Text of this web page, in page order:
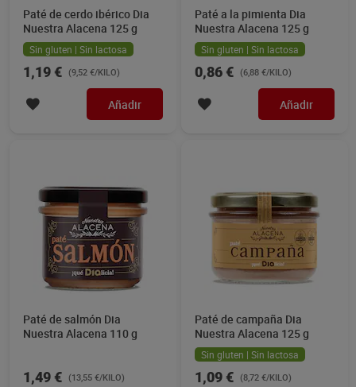
Paté de cerdo ibérico Dia
Nuestra Alacena 125 g
Sin gluten | Sin lactosa
1,19 € (9,52 €/KILO)
Añadir
Paté a la pimienta Dia
Nuestra Alacena 125 g
Sin gluten | Sin lactosa
0,86 € (6,88 €/KILO)
Añadir
Paté de salmón Dia
Nuestra Alacena 110 g
1,49 € (13,55 €/KILO)
Paté de campaña Dia
Nuestra Alacena 125 g
Sin gluten | Sin lactosa
1,09 € (8,72 €/KILO)